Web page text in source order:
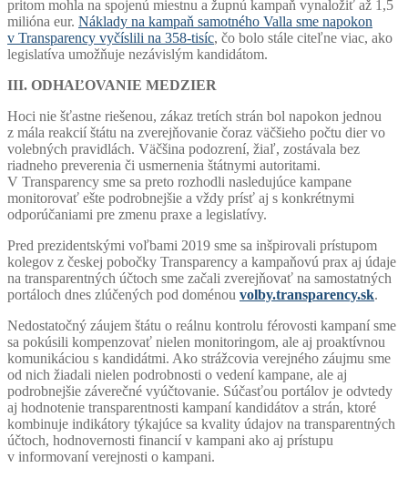
pritom mohla na spojenú miestnu a župnú kampaň vynaložiť až 1,5
milióna eur. Náklady na kampaň samotného Valla sme napokon
v Transparency vyčíslili na 358-tisíc, čo bolo stále citeľne viac, ako
legislatíva umožňuje nezávislým kandidátom.
III. ODHAĽOVANIE MEDZIER
Hoci nie šťastne riešenou, zákaz tretích strán bol napokon jednou
z mála reakcií štátu na zverejňovanie čoraz väčšieho počtu dier vo
volebných pravidlách. Väčšina podozrení, žiaľ, zostávala bez
riadneho preverenia či usmernenia štátnymi autoritami.
V Transparency sme sa preto rozhodli nasledujúce kampane
monitorovať ešte podrobnejšie a vždy prísť aj s konkrétnymi
odporúčaniami pre zmenu praxe a legislatívy.
Pred prezidentskými voľbami 2019 sme sa inšpirovali prístupom
kolegov z českej pobočky Transparency a kampaňovú prax aj údaje
na transparentných účtoch sme začali zverejňovať na samostatných
portáloch dnes zlúčených pod doménou volby.transparency.sk.
Nedostatočný záujem štátu o reálnu kontrolu férovosti kampaní sme
sa pokúsili kompenzovať nielen monitoringom, ale aj proaktívnou
komunikáciou s kandidátmi. Ako strážcovia verejného záujmu sme
od nich žiadali nielen podrobnosti o vedení kampane, ale aj
podrobnejšie záverečné vyúčtovanie. Súčasťou portálov je odvtedy
aj hodnotenie transparentnosti kampaní kandidátov a strán, ktoré
kombinuje indikátory týkajúce sa kvality údajov na transparentných
účtoch, hodnovernosti financií v kampani ako aj prístupu
v informovaní verejnosti o kampani.